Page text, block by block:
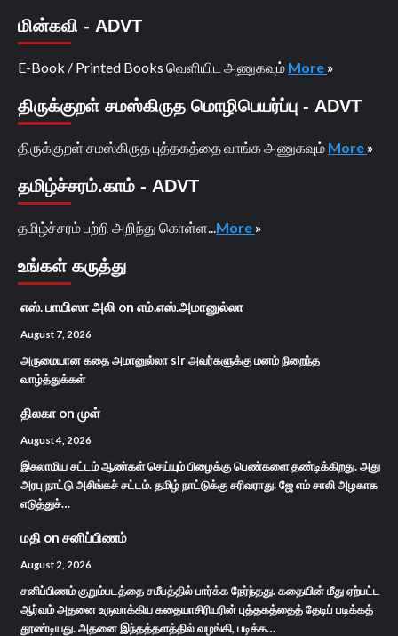
மின்கவி - ADVT
E-Book / Printed Books வெளியிட அணுகவும் More »
திருக்குறள் சமஸ்கிருத மொழிபெயர்ப்பு - ADVT
திருக்குறள் சமஸ்கிருத புத்தகத்தை வாங்க அணுகவும் More »
தமிழ்ச்சரம்.காம் - ADVT
தமிழ்ச்சரம் பற்றி அறிந்து கொள்ள... More »
உங்கள் கருத்து
எஸ். பாயிஸா அலி on எம்.எஸ்.அமானுல்லா
August 7, 2026
அருமையான கதை அமானுல்லா sir அவர்களுக்கு மனம் நிறைந்த
வாழ்த்துக்கள்
திலகா on முள்
August 4, 2026
இசுலாமிய சட்டம் ஆண்கள் செய்யும் பிழைக்கு பெண்களை தண்டிக்கிறது. அது
அரபு நாட்டு அசிங்கச் சட்டம். தமிழ் நாட்டுக்கு சரிவராது. ஜே எம் சாலி அழகாக
எடுத்துச்…
மதி on சனிப்பிணம்
August 2, 2026
சனிப்பிணம் குறும்படத்தை சமீபத்தில் பார்க்க நேர்ந்தது. கதையின் மீது ஏற்பட்ட
ஆர்வம் அதனை உருவாக்கிய கதையாசிரியரின் புத்தகத்தைத் தேடிப் படிக்கத்
தூண்டியது. அதனை இந்தத்தளத்தில் வழங்கி, படிக்க…